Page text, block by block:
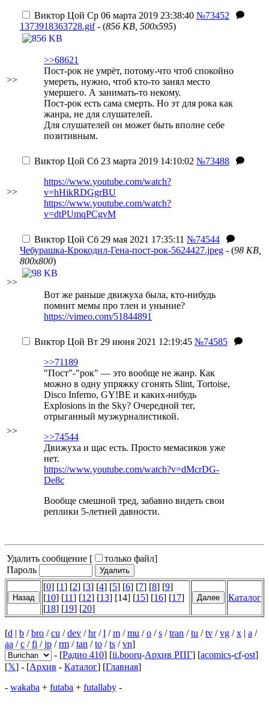
>>
Виктор Цой Ср 06 марта 2019 23:38:40 №73452
1373918363728.gif- (856 KB, 500x595)
>>68621
Пост-рок не умрёт, потому-что чтоб спокойно
умереть, нужно, чтоб кто-то занял место
умершего. А занимать-то некому.
Пост-рок есть сама смерть. Но эт для рока как
жанра, не для слушателей.
Для слушателей он может быть вполне себе
позитивным.
>>
Виктор Цой Сб 23 марта 2019 14:10:02 №73488
https://www.youtube.com/watch?
v=hHikRDGgrBU
https://www.youtube.com/watch?
v=dtPUmqPCgvM
>>
Виктор Цой Сб 29 мая 2021 17:35:11 №74544
Чебурашка-Крокодил-Гена-пост-рок-5624427.jpeg - (98 KB,
800x800)
Вот же раньше движуха была, кто-нибудь
помнит мемы про тлен и уныние?
https://vimeo.com/51844891
>>
Виктор Цой Вт 29 июня 2021 12:19:45 №74585
>>71189
"Пост"-"рок" — это вообще не жанр. Как
можно в одну упряжку сгонять Slint, Tortoise,
Disco Inferno, GY!BE и каких-нибудь
Explosions in the Sky? Очередной тег,
отрыганный музжурналистикой.
>>74544
Движуха и щас есть. Просто мемасиков уже
нет.
https://www.youtube.com/watch?v=dMcrDG-
De8c
Вообще смешной тред, забавно видеть свои
реплики 5-летней давности.
Удалить сообщение [ только файл]
Пароль
[0] [1] [2] [3] [4] [5] [6] [7] [8] [9]
[10] [11] [12] [13] [14] [15] [16] [17]
[18] [19] [20]
Каталог
[d | b /bro /cu /dev /hr/l /m /mu /o /s /tran /tu /tv /vg /x | a /
aa /c /fi /jp /rm /tan /to /ts /vn]
- [Радио 410] [ii.booru-Архив РПГ] [acomics-cf-ost]
[𝕏] - [Архив - Каталог] [Главная]
- wakaba + futaba + futallaby -